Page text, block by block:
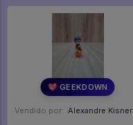
💖 GEEKDOWN
Vendido por: Alexandre Kisner - PR